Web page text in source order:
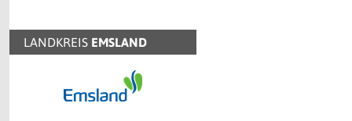
LANDKREIS EMSLAND